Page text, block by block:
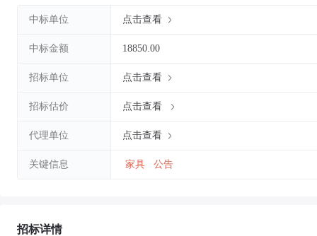
中标单位 点击查看
中标金额 18850.00
招标单位 点击查看
招标估价 点击查看
代理单位 点击查看
关键信息 家具 公告
招标详情